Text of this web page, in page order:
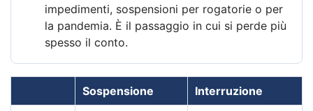
impedimenti, sospensioni per rogatorie o per
la pandemia. È il passaggio in cui si perde più
spesso il conto.
Sospensione Interruzione